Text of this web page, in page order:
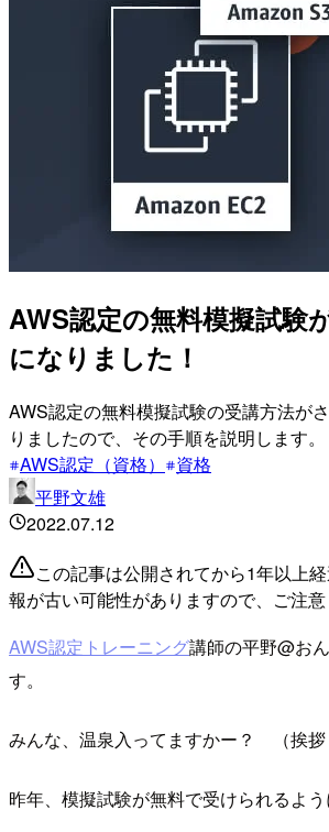
AWS認定の無料模擬試験
になりました！
AWS認定の無料模擬試験の受講方法が
りましたので、その手順を説明します。
AWS認定（資格）
資格
平野文雄
2022.07.12
この記事は公開されてから1年以上
報が古い可能性がありますので、ご注意
AWS認定トレーニング講師の平野@お
す。
みんな、温泉入ってますかー？ （挨拶
昨年、模擬試験が無料で受けられるよう